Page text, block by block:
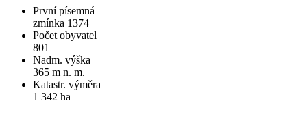
První písemná
zmínka 1374
Počet obyvatel
801
Nadm. výška
365 m n. m.
Katastr. výměra
1 342 ha